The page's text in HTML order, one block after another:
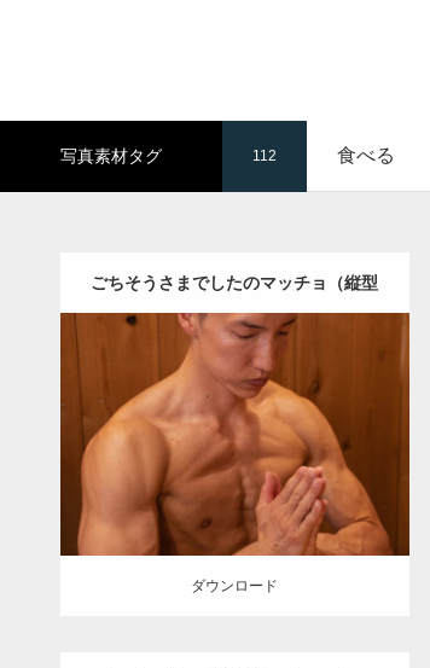
写真素材タグ 112 食べる
ごちそうさまでしたのマッチョ（縦型
写真）
Update:2024.06.7
Category:ピザ屋のマッチョ（方南町）
kaichan AKIHITO(細マッチョ) 大胸筋
肩
方南町（東京）
ダウンロード
ダウンロード